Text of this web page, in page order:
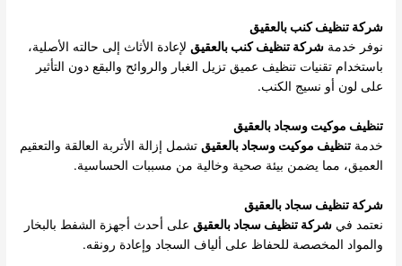
شركة تنظيف كنب بالعقيق
نوفر خدمةشركة تنظيف كنب بالعقيق لإعادة الأثاث إلى حالته الأصلية،
باستخدام تقنيات تنظيف عميق تزيل الغبار والروائح والبقع دون التأثير
على لون أو نسيج الكنب.
تنظيف موكيت وسجاد بالعقيق
خدمةتنظيف موكيت وسجاد بالعقيق تشمل إزالة الأتربة العالقة والتعقيم
العميق، مما يضمن بيئة صحية وخالية من مسببات الحساسية.
شركة تنظيف سجاد بالعقيق
نعتمد فيشركة تنظيف سجاد بالعقيق على أحدث أجهزة الشفط بالبخار
والمواد المخصصة للحفاظ على ألياف السجاد وإعادة رونقه.